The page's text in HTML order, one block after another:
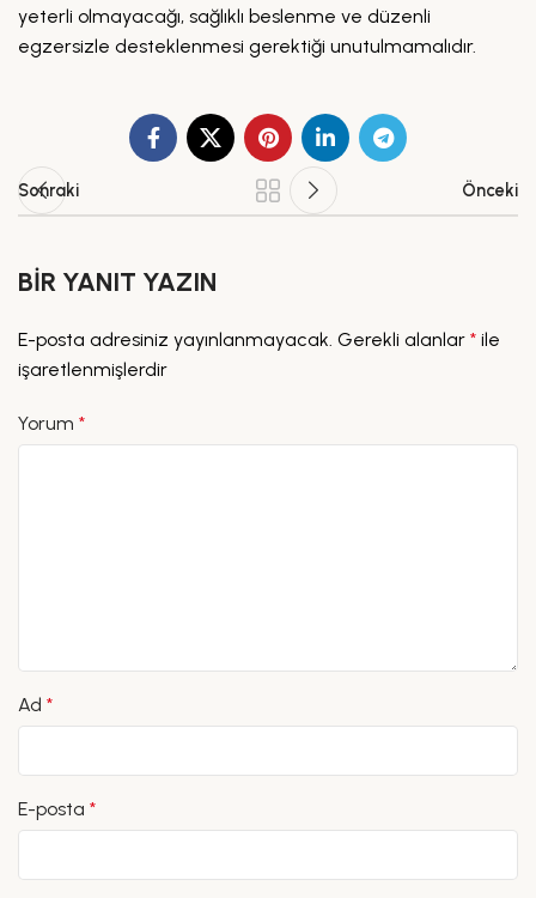
yeterli olmayacağı, sağlıklı beslenme ve düzenli
egzersizle desteklenmesi gerektiği unutulmamalıdır.
Sonraki Önceki
BIR YANIT YAZIN
E-posta adresiniz yayınlanmayacak. Gerekli alanlar * ile
işaretlenmişlerdir
Yorum *
Ad *
E-posta *